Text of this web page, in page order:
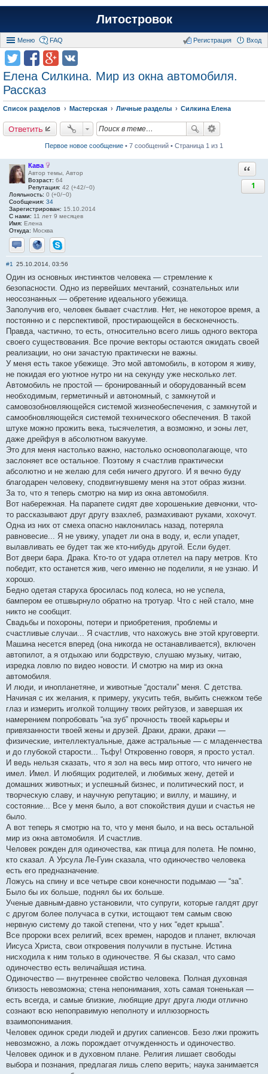
Литостровок
Меню FAQ Вход
Регистрация
Елена Силкина. Мир из окна автомобиля.
Рассказ
Список разделов Мастерская Личные разделы Силкина Елена
Ответить
Первое новое сообщение • 7 сообщений • Страница 1 из 1
Кава
Автор темы, Автор
Возраст: 64
Репутация: 42 (+42/−0)
Лояльность: 0 (+0/−0)
Сообщения: 34
Зарегистрирован: 15.10.2014
С нами: 11 лет 9 месяцев
Имя: Елена
Откуда: Москва
Отправить личное сообщение
СайтSkype
1
#1 25.10.2014, 03:56
Один из основных инстинктов человека — стремление к
безопасности. Одно из первейших мечтаний, сознательных или
неосознанных — обретение идеального убежища.
Заполучив его, человек бывает счастлив. Нет, не некоторое время, а
постоянно и с перспективой, простирающейся в бесконечность.
Правда, частично, то есть, относительно всего лишь одного вектора
своего существования. Все прочие векторы остаются ожидать своей
реализации, но они зачастую практически не важны.
У меня есть такое убежище. Это мой автомобиль, в котором я живу,
не покидая его уютное нутро ни на секунду уже несколько лет.
Автомобиль не простой — бронированный и оборудованный всем
необходимым, герметичный и автономный, с замкнутой и
самовозобновляющейся системой жизнеобеспечения, с замкнутой и
самообновляющейся системой технического обеспечения. В такой
штуке можно прожить века, тысячелетия, а возможно, и эоны лет,
даже дрейфуя в абсолютном вакууме.
Это для меня настолько важно, настолько основополагающе, что
заслоняет все остальное. Поэтому я счастлив практически
абсолютно и не желаю для себя ничего другого. И я вечно буду
благодарен человеку, сподвигнувшему меня на этот образ жизни.
За то, что я теперь смотрю на мир из окна автомобиля.
Вот набережная. На парапете сидят две хорошенькие девчонки, что-
то рассказывают друг другу взахлеб, размахивают руками, хохочут.
Одна из них от смеха опасно наклонилась назад, потеряла
равновесие... Я не увижу, упадет ли она в воду, и, если упадет,
вылавливать ее будет так же кто-нибудь другой. Если будет.
Вот двери бара. Драка. Кто-то от удара отлетел на пару метров. Кто
победит, кто останется жив, чего именно не поделили, я не узнаю. И
хорошо.
Бедно одетая старуха бросилась под колеса, но не успела,
бампером ее отшвырнуло обратно на тротуар. Что с ней стало, мне
никто не сообщит.
Свадьбы и похороны, потери и приобретения, проблемы и
счастливые случаи... Я счастлив, что нахожусь вне этой круговерти.
Машина несется вперед (она никогда не останавливается), включен
автопилот, а я отдыхаю или бодрствую, слушаю музыку, читаю,
изредка ловлю по видео новости. И смотрю на мир из окна
автомобиля.
И люди, и инопланетяне, и животные “достали” меня. С детства.
Начиная с их желания, к примеру, укусить тебя, выбить снежком тебе
глаз и измерить иголкой толщину твоих рейтузов, и завершая их
намерением попробовать “на зуб” прочность твоей карьеры и
привязанности твоей жены и друзей. Драки, драки, драки —
физические, интеллектуальные, даже астральные — с младенчества
и до глубокой старости... Тьфу! Откровенно говоря, я просто устал.
И ведь нельзя сказать, что я зол на весь мир оттого, что ничего не
имел. Имел. И любящих родителей, и любимых жену, детей и
домашних животных; и успешный бизнес, и политический пост, и
творческую славу, и научную репутацию; и виллу, и машину, и
состояние... Все у меня было, а вот спокойствия души и счастья не
было.
А вот теперь я смотрю на то, что у меня было, и на весь остальной
мир из окна автомобиля. И счастлив.
Человек рожден для одиночества, как птица для полета. Не помню,
кто сказал. А Урсула Ле-Гуин сказала, что одиночество человека
есть его предназначение.
Ложусь на спину и все четыре свои конечности подымаю — “за”.
Было бы их больше, поднял бы их больше.
Ученые давным-давно установили, что супруги, которые галдят друг
с другом более получаса в сутки, истощают тем самым свою
нервную систему до такой степени, что у них “едет крыша”.
Все пророки всех религий, всех времен, народов и планет, включая
Иисуса Христа, свои откровения получили в пустыне. Истина
нисходила к ним только в одиночестве. Я бы сказал, что само
одиночество есть величайшая истина.
Одиночество — внутреннее свойство человека. Полная духовная
близость невозможна; стена непонимания, хоть самая тоненькая —
есть всегда, и самые близкие, любящие друг друга люди отлично
сознают всю непоправимую неполноту и иллюзорность
взаимопонимания.
Человек одинок среди людей и других сапиенсов. Безо лжи прожить
невозможно, а ложь порождает отчужденность и одиночество.
Человек одинок и в духовном плане. Религия лишает свободы
выбора и познания, предлагая лишь слепо верить; наука занимается